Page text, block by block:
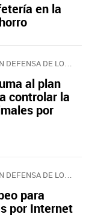
en la
SEGÚN LA ASOCIACIÓN PARLAMENTARIA EN DEFENSA DE LOS DERECHOS DE LOS ANIMALES
al plan
controlar la
por
SEGÚN LA ASOCIACIÓN PARLAMENTARIA EN DEFENSA DE LOS DERECHOS DE LOS ANIMALES
para
por Internet